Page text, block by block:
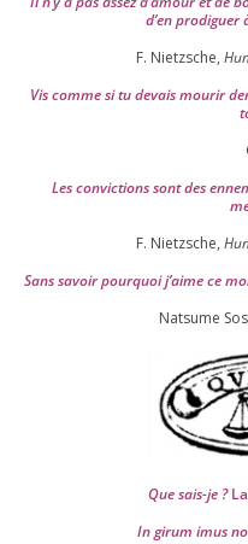
d’en pro­di­guer
F. Nietzsche,
Vis comme si tu devais mou­rir
Les convic­tions sont des
F. Nietzsche,
Sans savoir pour­quoi j’aime ce
Natsume
Que sais-je ?
In girum imus